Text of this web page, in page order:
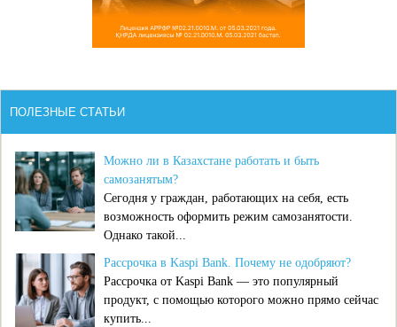
ПОЛЕЗНЫЕ СТАТЬИ
Можно ли в Казахстане работать и быть
самозанятым?
Сегодня у граждан, работающих на себя, есть
возможность оформить режим самозанятости.
Однако такой...
Рассрочка в Kaspi Bank. Почему не одобряют?
Рассрочка от Kaspi Bank — это популярный
продукт, с помощью которого можно прямо сейчас
купить...